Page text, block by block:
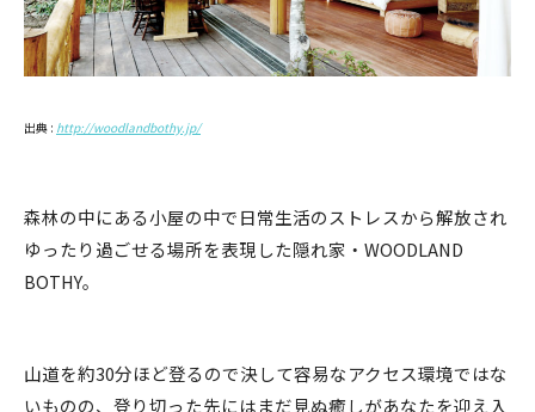
出典 : http://woodlandbothy.jp/
森林の中にある小屋の中で日常生活のストレスから解放され
ゆったり過ごせる場所を表現した隠れ家・WOODLAND
BOTHY。
山道を約30分ほど登るので決して容易なアクセス環境ではな
いものの、登り切った先にはまだ見ぬ癒しがあなたを迎え入